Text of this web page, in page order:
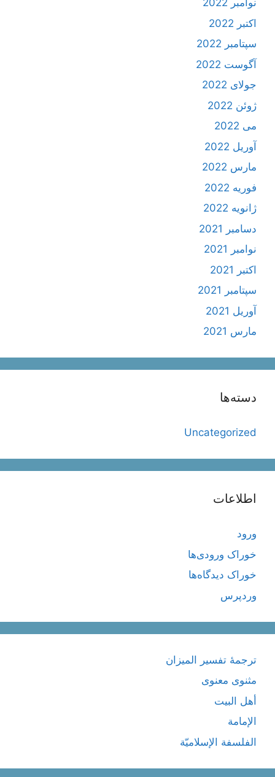
نوامبر 2022
اکتبر 2022
سپتامبر 2022
آگوست 2022
جولای 2022
ژوئن 2022
می 2022
آوریل 2022
مارس 2022
فوریه 2022
ژانویه 2022
دسامبر 2021
نوامبر 2021
اکتبر 2021
سپتامبر 2021
آوریل 2021
مارس 2021
دسته‌ها
Uncategorized
اطلاعات
ورود
خوراک ورودی‌ها
خوراک دیدگاه‌ها
وردپرس
ترجمۀ تفسیر المیزان
مثنوی معنوی
أهل البيت
الإمامة
الفلسفة الإسلاميّة